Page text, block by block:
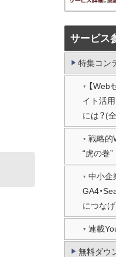
サービス
特集コン
【
イト活
には？(
戦略的
“虎の巻”
中小企
GA4・
につな
連載
無料ダウ